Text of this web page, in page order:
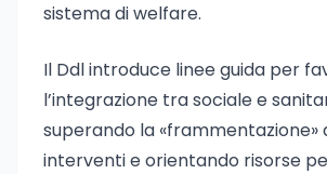
sistema di welfare.
Il Ddl introduce linee guida per
l’integrazione tra sociale e
superando la «frammentazione»
interventi e orientando risorse